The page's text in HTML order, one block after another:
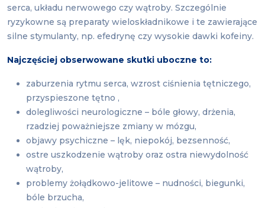
serca, układu nerwowego czy wątroby. Szczególnie
ryzykowne są preparaty wieloskładnikowe i te zawierające
silne stymulanty, np. efedrynę czy wysokie dawki kofeiny.
Najczęściej obserwowane skutki uboczne to:
zaburzenia rytmu serca, wzrost ciśnienia tętniczego,
przyspieszone tętno ,
dolegliwości neurologiczne – bóle głowy, drżenia,
rzadziej poważniejsze zmiany w mózgu,
objawy psychiczne – lęk, niepokój, bezsenność,
ostre uszkodzenie wątroby oraz ostra niewydolność
wątroby,
problemy żołądkowo-jelitowe – nudności, biegunki,
bóle brzucha,